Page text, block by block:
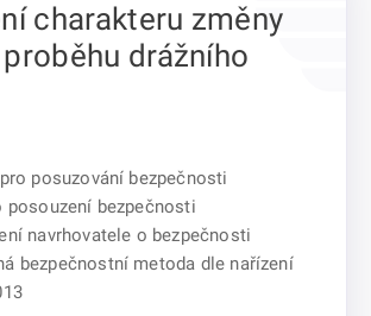
charakteru změny
proběhu drážního
posuzování bezpečnosti
posouzení bezpečnosti
navrhovatele o bezpečnosti
bezpečnostní metoda dle nařízení